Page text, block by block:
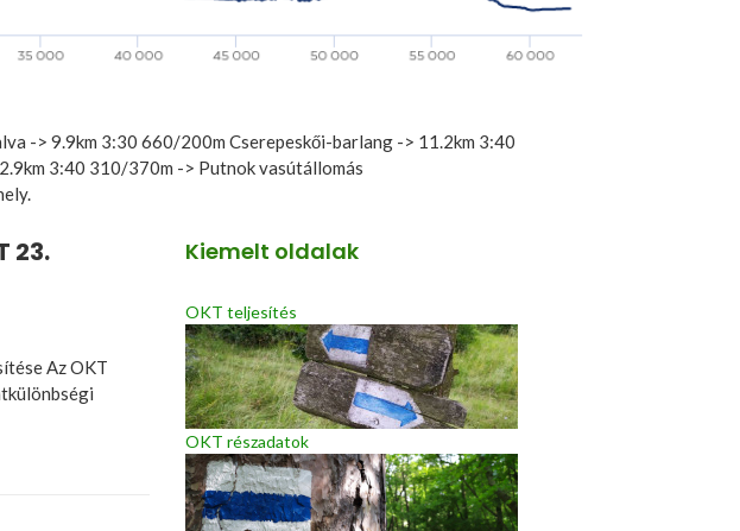
-> 9.9km 3:30 660/200m Cserepeskői-barlang -> 11.2km 3:40
3:40 310/370m -> Putnok vasútállomás
23.
Az OKT
Kiemelt oldalak
OKT teljesítés
OKT részadatok